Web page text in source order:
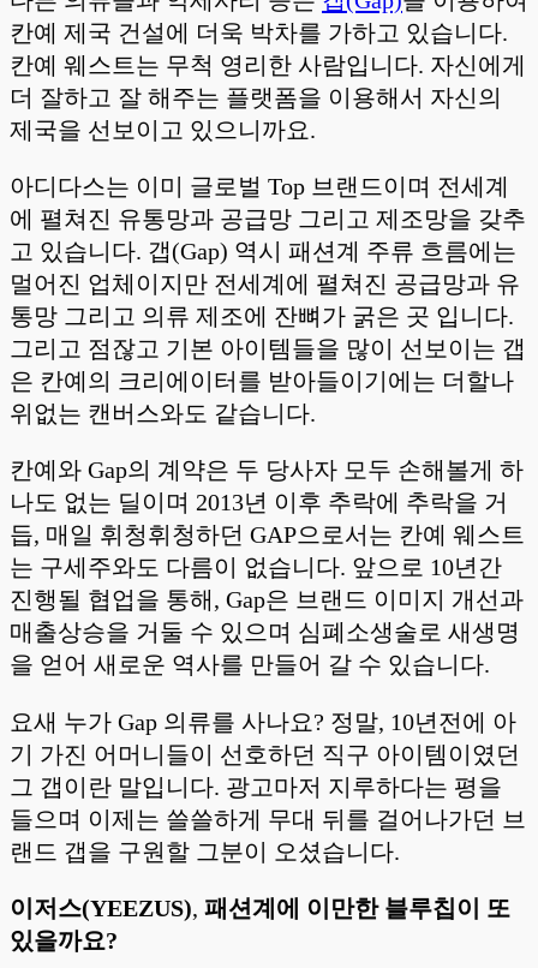
칸예 제국 건설에 더욱 박차를 가하고 있습니다.
칸예 웨스트는 무척 영리한 사람입니다. 자신에게
더 잘하고 잘 해주는 플랫폼을 이용해서 자신의
제국을 선보이고 있으니까요.
아디다스는 이미 글로벌 Top 브랜드이며 전세계
에 펼쳐진 유통망과 공급망 그리고 제조망을 갖추
고 있습니다. 갭(Gap) 역시 패션계 주류 흐름에는
멀어진 업체이지만 전세계에 펼쳐진 공급망과 유
통망 그리고 의류 제조에 잔뼈가 굵은 곳 입니다.
그리고 점잖고 기본 아이템들을 많이 선보이는 갭
은 칸예의 크리에이터를 받아들이기에는 더할나
위없는 캔버스와도 같습니다.
칸예와 Gap의 계약은 두 당사자 모두 손해볼게 하
나도 없는 딜이며 2013년 이후 추락에 추락을 거
듭, 매일 휘청휘청하던 GAP으로서는 칸예 웨스트
는 구세주와도 다름이 없습니다. 앞으로 10년간
진행될 협업을 통해, Gap은 브랜드 이미지 개선과
매출상승을 거둘 수 있으며 심폐소생술로 새생명
을 얻어 새로운 역사를 만들어 갈 수 있습니다.
요새 누가 Gap 의류를 사나요? 정말, 10년전에 아
기 가진 어머니들이 선호하던 직구 아이템이였던
그 갭이란 말입니다. 광고마저 지루하다는 평을
들으며 이제는 쓸쓸하게 무대 뒤를 걸어나가던 브
랜드 갭을 구원할 그분이 오셨습니다.
이저스(YEEZUS), 패션계에 이만한 블루칩이 또
있을까요?